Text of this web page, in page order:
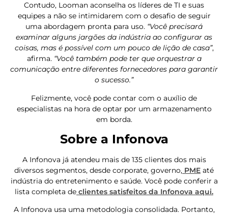
Contudo, Looman aconselha os líderes de TI e suas
equipes a não se intimidarem com o desafio de seguir
uma abordagem pronta para uso. “Você precisará
examinar alguns jargões da indústria ao configurar as
coisas, mas é possível com um pouco de lição de casa”,
afirma. “Você também pode ter que orquestrar a
comunicação entre diferentes fornecedores para garantir
o sucesso.”
Felizmente, você pode contar com o auxílio de
especialistas na hora de optar por um armazenamento
em borda.
Sobre a Infonova
A Infonova já atendeu mais de 135 clientes dos mais
diversos segmentos, desde corporate, governo, PME até
indústria do entretenimento e saúde. Você pode conferir a
lista completa de clientes satisfeitos da Infonova aqui.
A Infonova usa uma metodologia consolidada. Portanto,